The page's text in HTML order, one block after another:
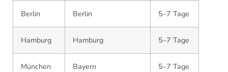
Berlin Berlin 5–7 Tage
Hamburg Hamburg 5–7 Tage
München Bayern 5–7 Tage